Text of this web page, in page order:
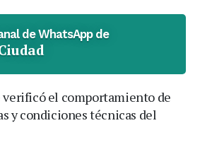
de WhatsApp de
verificó el comportamiento de
y condiciones técnicas del